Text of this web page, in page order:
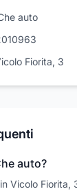
auto
Fiorita, 3
auto?
Vicolo Fiorita,